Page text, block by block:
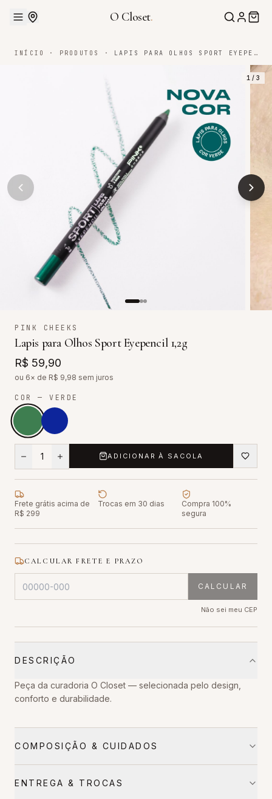
O Closet.
INÍCIO · PRODUTOS · LAPIS PARA OLHOS SPORT EYEPENCIL 1,2G
1 / 3
PINK CHEEKS
Lapis para Olhos Sport Eyepencil 1,2g
R$ 59,90
ou 6× de R$ 9,98 sem juros
COR — VERDE
1 ADICIONAR À SACOLA
Frete grátis acima de
R$ 299
Trocas em 30 dias
Compra 100%
segura
CALCULAR FRETE E PRAZO
CALCULAR
Não sei meu CEP
DESCRIÇÃO
Peça da curadoria O Closet — selecionada pelo design,
conforto e durabilidade.
COMPOSIÇÃO & CUIDADOS
ENTREGA & TROCAS